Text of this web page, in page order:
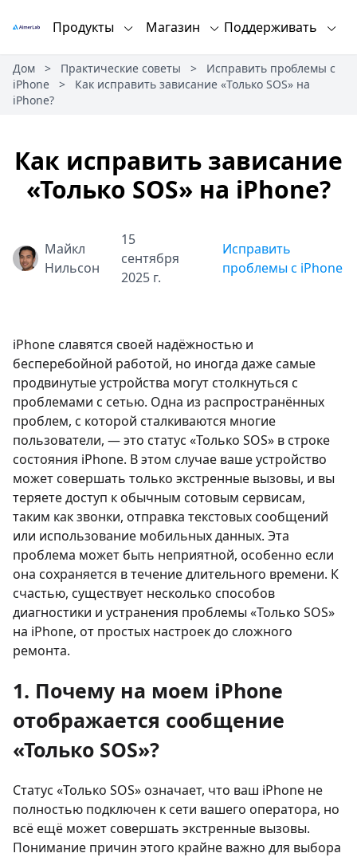
Продукты Магазин Поддерживать
Дом > Практические советы >
Исправить проблемы с
iPhone
>
Как исправить зависание «Только SOS» на
iPhone?
Как исправить зависание
«Только SOS» на iPhone?
Майкл
Нильсон
15
сентября
2025 г.
Исправить
проблемы с iPhone
iPhone славятся своей надёжностью и
бесперебойной работой, но иногда даже самые
продвинутые устройства могут столкнуться с
проблемами с сетью. Одна из распространённых
проблем, с которой сталкиваются многие
пользователи, — это статус «Только SOS» в строке
состояния iPhone. В этом случае ваше устройство
может совершать только экстренные вызовы, и вы
теряете доступ к обычным сотовым сервисам,
таким как звонки, отправка текстовых сообщений
или использование мобильных данных. Эта
проблема может быть неприятной, особенно если
она сохраняется в течение длительного времени. К
счастью, существует несколько способов
диагностики и устранения проблемы «Только SOS»
на iPhone, от простых настроек до сложного
ремонта.
1. Почему на моем iPhone
отображается сообщение
«Только SOS»?
Статус «Только SOS» означает, что ваш iPhone не
полностью подключен к сети вашего оператора, но
всё ещё может совершать экстренные вызовы.
Понимание причин этого крайне важно для выбора